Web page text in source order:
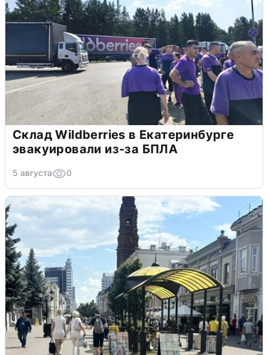
Склад Wildberries в Екатеринбурге
эвакуировали из-за БПЛА
5 августа 0